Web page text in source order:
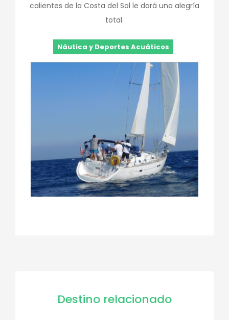
calientes de la Costa del Sol le dará una alegría
total.
Náutica y Deportes Acuáticos
Destino relacionado